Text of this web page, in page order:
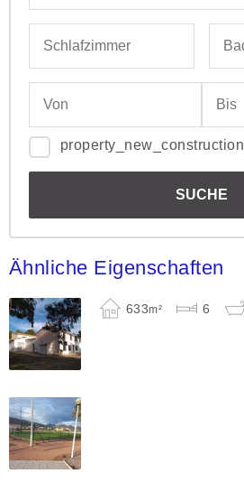
property_new_construction
Ähnliche Eigenschaften
633m² 6